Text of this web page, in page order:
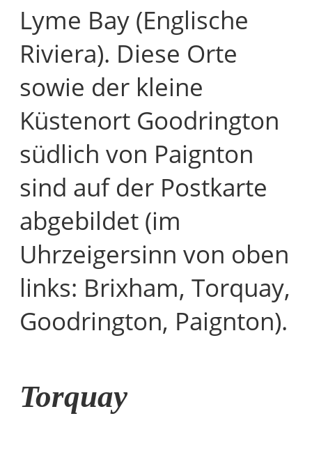
Lyme Bay (Englische
Riviera). Diese Orte
sowie der kleine
Küstenort Goodrington
südlich von Paignton
sind auf der Postkarte
abgebildet (im
Uhrzeigersinn von oben
links: Brixham, Torquay,
Goodrington, Paignton).
Torquay